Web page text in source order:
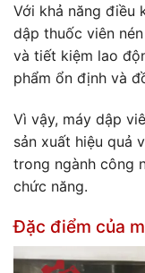
Với khả năng điều
dập thuốc viên
và tiết kiệm lao
phẩm ổn định và
Vì vậy, máy dập
sản xuất hiệu quả
trong ngành công
chức năng.
Đặc điểm của